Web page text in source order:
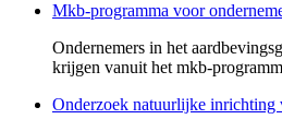
Mkb-programma voor
Ondernemers in het
krijgen vanuit het mkb-
Onderzoek natuurlijke inrichting